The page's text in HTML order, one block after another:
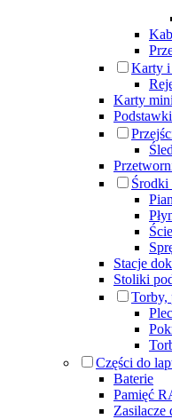
Karty i
Karty
Środki
Stacje
Stoliki
Torby,
Części do
Baterie
Pamięć
Zasilacze